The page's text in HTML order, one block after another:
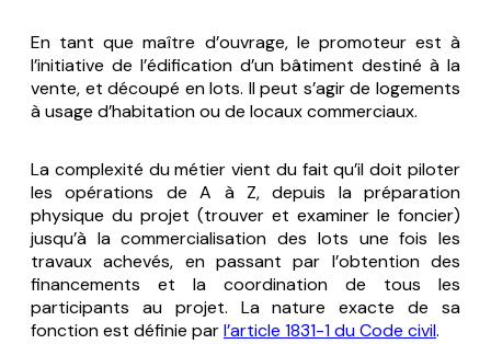
En tant que maître d’ouvrage, le promoteur est à
l’initiative de l’édification d’un bâtiment destiné à la
vente, et découpé en lots. Il peut s’agir de logements
à usage d’habitation ou de locaux commerciaux.
La complexité du métier vient du fait qu’il doit piloter
les opérations de A à Z, depuis la préparation
physique du projet (trouver et examiner le foncier)
jusqu’à la commercialisation des lots une fois les
travaux achevés, en passant par l’obtention des
financements et la coordination de tous les
participants au projet. La nature exacte de sa
fonction est définie parl’article 1831-1 du Code civil.